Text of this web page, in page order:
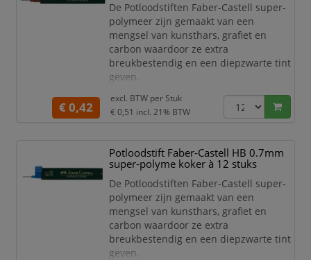
De Potloodstiften Faber-Castell super-
polymeer zijn gemaakt van een
mengsel van kunsthars, grafiet en
carbon waardoor ze extra
breukbestendig en een diepzwarte tint
geven.
Met behulp van de praktische
navultool zijn ze schoon en eenvoudig
Specificaties:
Super hi-polymer stiften.
Materiaal is een mengsel van
kunsthars, grafiet en carbon.
Soepel en breukvast.
Lengte: 60mm, grote
schrijflengte.
Zeer dichte structuur
€ 0,42
excl. BTW per Stuk
€ 0,51 incl. 21% BTW
Potloodstift Faber-Castell HB 0.7mm
super-polyme koker à 12 stuks
De Potloodstiften Faber-Castell super-
polymeer zijn gemaakt van een
mengsel van kunsthars, grafiet en
carbon waardoor ze extra
breukbestendig en een diepzwarte tint
geven.